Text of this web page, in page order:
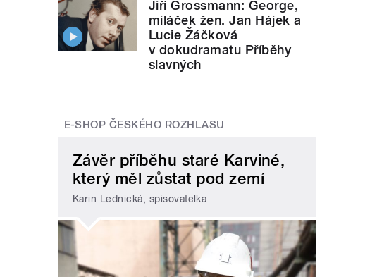
Jiří Grossmann: George,
miláček žen. Jan Hájek a
Lucie Žáčková
v dokudramatu Příběhy
slavných
E-SHOP ČESKÉHO ROZHLASU
Závěr příběhu staré Karviné,
který měl zůstat pod zemí
Karin Lednická, spisovatelka